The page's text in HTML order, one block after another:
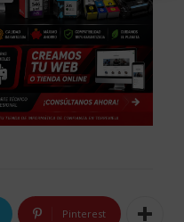
Pinterest